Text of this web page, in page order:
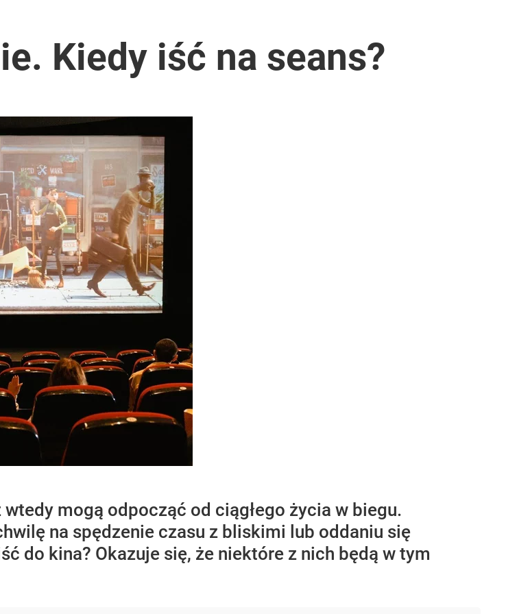
Kiedy iść na seans?
mogą odpocząć od ciągłego życia w biegu.
na spędzenie czasu z bliskimi lub oddaniu się
do kina? Okazuje się, że niektóre z nich będą w tym